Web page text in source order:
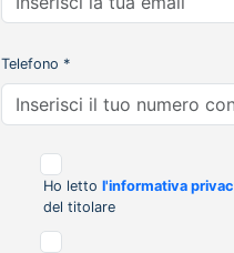
Telefono *
Ho letto l'informativa
del titolare